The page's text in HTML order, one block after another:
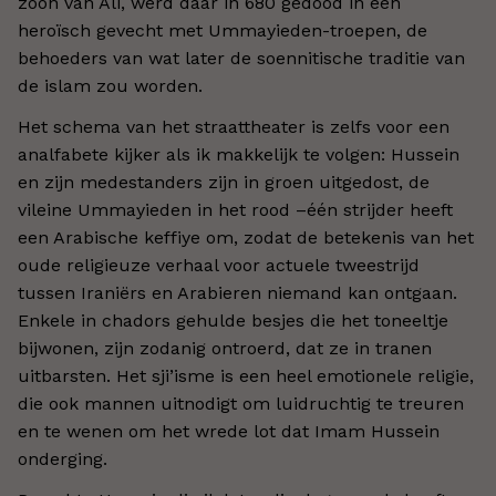
heroïsch gevecht met Ummayieden-troepen, de
behoeders van wat later de soennitische traditie van
de islam zou worden.
Het schema van het straattheater is zelfs voor een
analfabete kijker als ik makkelijk te volgen: Hussein
en zijn medestanders zijn in groen uitgedost, de
vileine Ummayieden in het rood –één strijder heeft
een Arabische keffiye om, zodat de betekenis van het
oude religieuze verhaal voor actuele tweestrijd
tussen Iraniërs en Arabieren niemand kan ontgaan.
Enkele in chadors gehulde besjes die het toneeltje
bijwonen, zijn zodanig ontroerd, dat ze in tranen
uitbarsten. Het sji’isme is een heel emotionele religie,
die ook mannen uitnodigt om luidruchtig te treuren
en te wenen om het wrede lot dat Imam Hussein
onderging.